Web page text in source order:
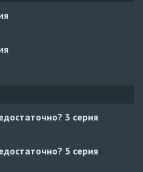
3 серия
5 серия